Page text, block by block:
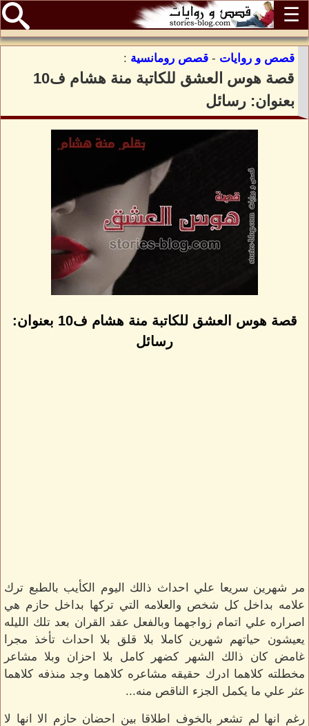
☰
قصص و روايات - قصص رومانسية :
قصة هوس العشق للكاتبة منة هشام ف10
بعنوان: رسائل
قصة هوس العشق للكاتبة منة هشام ف10 بعنوان:
رسائل
مر شهرين سريعا علي احداث ذالك اليوم الكأيب بالطبع ترك
علامه بداخل كل شخص والعلامه التي تركها بداخل حازم هي
اصراره علي اتمام زواجهما وبالفعل عقد القران بعد تلك الليله
يعيشون حياتهم شهرين كاملا بلا قلق بلا احداث تأخذ مجرا
غامض كان ذالك الشهر كضهر كامل بلا احزان وبلا مشاعر
مخطلته كلاهما ادرك حقيقه مشاعره كلاهما وجد منذفه كلاهما
عثر علي ما يكمل الجزء الناقص منه...
رغم انها لم تشعر بالخوف اطلاقا بين احضان حازم الا انها لا